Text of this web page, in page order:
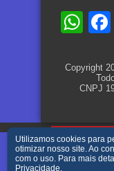
Copyright
CNPJ
Utilizamos cookies para
otimizar nosso site. Ao
com o uso. Para mais
Privacidade.